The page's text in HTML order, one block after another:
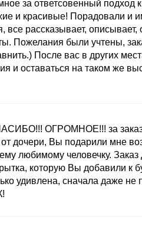
за ответсовенный подход
и красивые! Порадовали и
все рассказывает, описывает,
Пожелания были учтены,
После вас в других
и оставаться на таком же
ОГРОМНОЕ!!! за заказ
дочери, Вы подарили мне
любимому человечку.
которую Вы добавили к
удивлена, сначала даже